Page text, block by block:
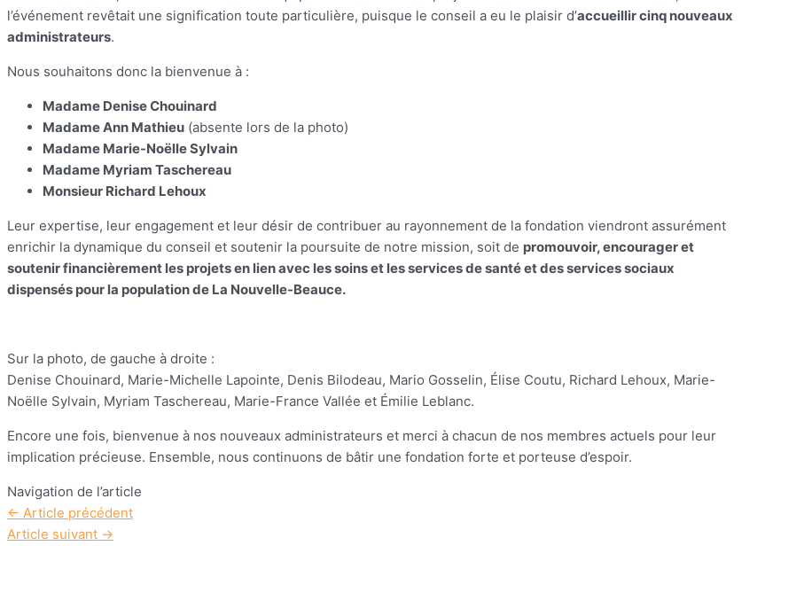
l’événement revêtait une signification toute particulière, puisque le conseil a eu le plaisir d’accueillir cinq nouveaux
administrateurs.
Nous souhaitons donc la bienvenue à :
Madame Denise Chouinard
Madame Ann Mathieu (absente lors de la photo)
Madame Marie-Noëlle Sylvain
Madame Myriam Taschereau
Monsieur Richard Lehoux
Leur expertise, leur engagement et leur désir de contribuer au rayonnement de la fondation viendront assurément
enrichir la dynamique du conseil et soutenir la poursuite de notre mission, soit de promouvoir, encourager et
soutenir financièrement les projets en lien avec les soins et les services de santé et des services sociaux
dispensés pour la population de La Nouvelle-Beauce.
Sur la photo, de gauche à droite :
Denise Chouinard, Marie-Michelle Lapointe, Denis Bilodeau, Mario Gosselin, Élise Coutu, Richard Lehoux, Marie-
Noëlle Sylvain, Myriam Taschereau, Marie-France Vallée et Émilie Leblanc.
Encore une fois, bienvenue à nos nouveaux administrateurs et merci à chacun de nos membres actuels pour leur
implication précieuse. Ensemble, nous continuons de bâtir une fondation forte et porteuse d’espoir.
Navigation de l’article
← Article précédent
Article suivant →